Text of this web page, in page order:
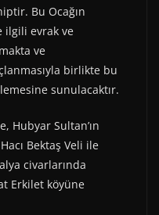
Bu Ocağın
ilgili evrak ve
ve
birlikte bu
sunulacaktır.
Hubyar Sultan’ın
Bektaş Veli ile
civarlarında
Erkilet köyüne